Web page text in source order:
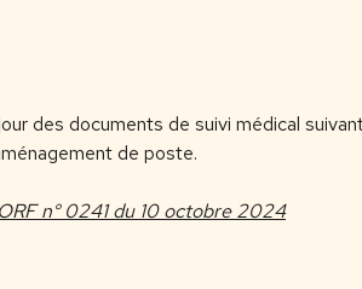
des documents de suivi médical
de poste.
n° 0241 du 10 octobre 2024